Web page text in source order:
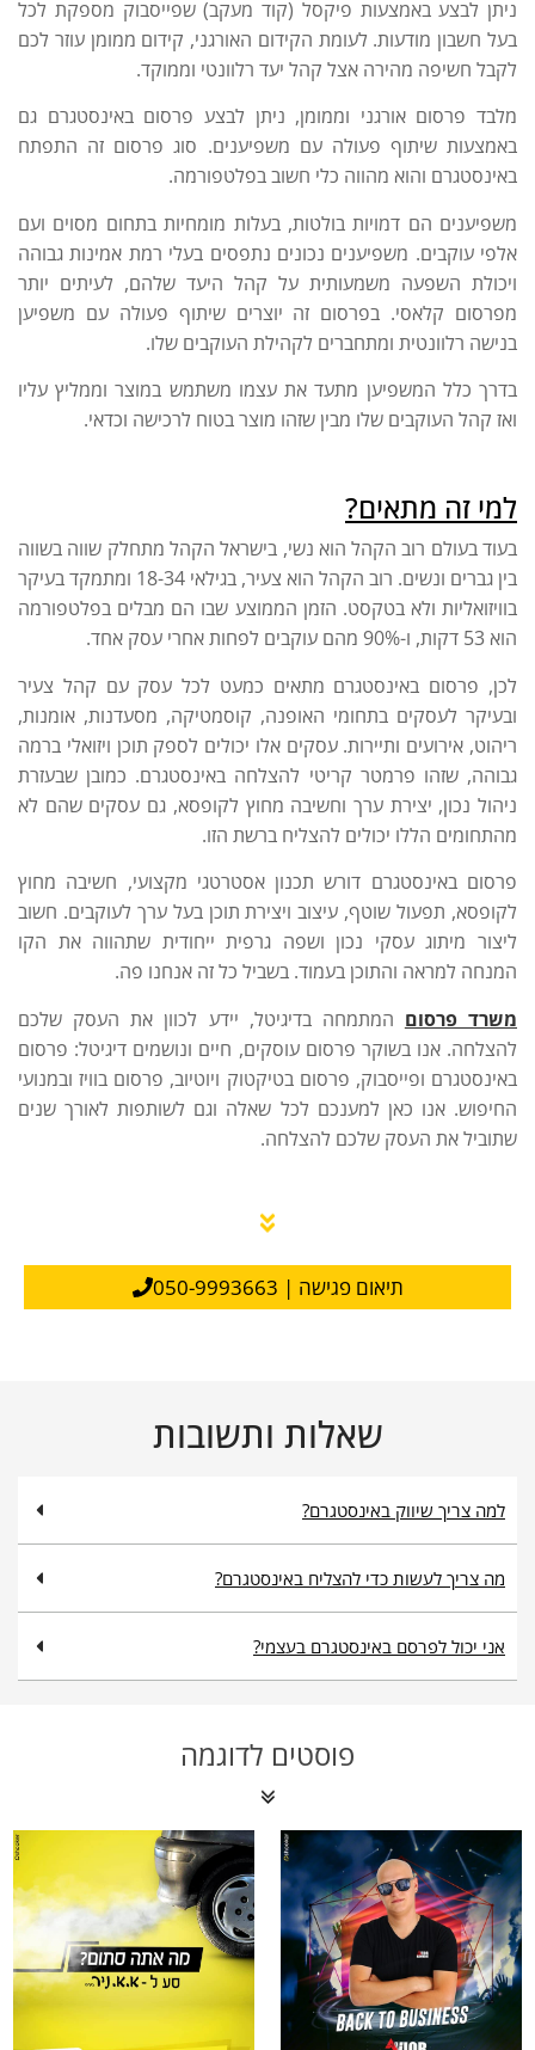
ניתן לבצע באמצעות פיקסל (קוד מעקב) שפייסבוק מספקת לכל
בעל חשבון מודעות. לעומת הקידום האורגני, קידום ממומן עוזר לכם
לקבל חשיפה מהירה אצל קהל יעד רלוונטי וממוקד.
מלבד פרסום אורגני וממומן, ניתן לבצע פרסום באינסטגרם גם
באמצעות שיתוף פעולה עם משפיענים. סוג פרסום זה התפתח
באינסטגרם והוא מהווה כלי חשוב בפלטפורמה.
משפיענים הם דמויות בולטות, בעלות מומחיות בתחום מסוים ועם
אלפי עוקבים. משפיענים נכונים נתפסים בעלי רמת אמינות גבוהה
ויכולת השפעה משמעותית על קהל היעד שלהם, לעיתים יותר
מפרסום קלאסי. בפרסום זה יוצרים שיתוף פעולה עם משפיען
בנישה רלוונטית ומתחברים לקהילת העוקבים שלו.
בדרך כלל המשפיען מתעד את עצמו משתמש במוצר וממליץ עליו
ואז קהל העוקבים שלו מבין שזהו מוצר בטוח לרכישה וכדאי.
למי זה מתאים?
בעוד בעולם רוב הקהל הוא נשי, בישראל הקהל מתחלק שווה בשווה
בין גברים ונשים. רוב הקהל הוא צעיר, בגילאי 18-34 ומתמקד בעיקר
בוויזואליות ולא בטקסט. הזמן הממוצע שבו הם מבלים בפלטפורמה
הוא 53 דקות, ו-90% מהם עוקבים לפחות אחרי עסק אחד.
לכן, פרסום באינסטגרם מתאים כמעט לכל עסק עם קהל צעיר
ובעיקר לעסקים בתחומי האופנה, קוסמטיקה, מסעדנות, אומנות,
ריהוט, אירועים ותיירות. עסקים אלו יכולים לספק תוכן ויזואלי ברמה
גבוהה, שזהו פרמטר קריטי להצלחה באינסטגרם. כמובן שבעזרת
ניהול נכון, יצירת ערך וחשיבה מחוץ לקופסא, גם עסקים שהם לא
מהתחומים הללו יכולים להצליח ברשת הזו.
פרסום באינסטגרם דורש תכנון אסטרטגי מקצועי, חשיבה מחוץ
לקופסא, תפעול שוטף, עיצוב ויצירת תוכן בעל ערך לעוקבים. חשוב
ליצור מיתוג עסקי נכון ושפה גרפית ייחודית שתהווה את הקו
המנחה למראה והתוכן בעמוד. בשביל כל זה אנחנו פה.
משרד פרסום המתמחה בדיגיטל, יידע לכוון את העסק שלכם
להצלחה. אנו בשוקר פרסום עוסקים, חיים ונושמים דיגיטל: פרסום
באינסטגרם ופייסבוק, פרסום בטיקטוק ויוטיוב, פרסום בוויז ובמנועי
החיפוש. אנו כאן למענכם לכל שאלה וגם לשותפות לאורך שנים
שתוביל את העסק שלכם להצלחה.
תיאום פגישה | 050-9993663
שאלות ותשובות
למה צריך שיווק באינסטגרם?
מה צריך לעשות כדי להצליח באינסטגרם?
אני יכול לפרסם באינסטגרם בעצמי?
פוסטים לדוגמה